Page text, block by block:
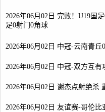
2026年06月02日 完败！U19国
足0射门0角球
2026年06月02日 中冠-云南青丘
2026年06月02日 中冠-双方互
2026年06月02日 谢杰点射绝杀
2026年06月02日 友谊赛-哥伦